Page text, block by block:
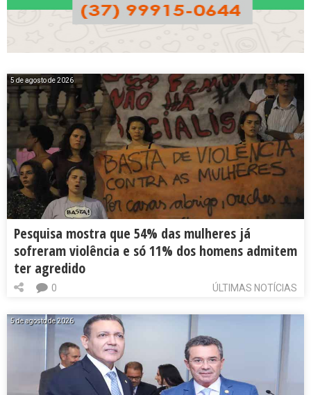
5 de agosto de 2026
Pesquisa mostra que 54% das mulheres já
sofreram violência e só 11% dos homens admitem
ter agredido
ÚLTIMAS NOTÍCIAS
0
5 de agosto de 2026